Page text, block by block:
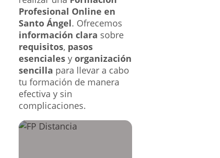
Profesional Online en
Santo Ángel. Ofrecemos
información clara sobre
requisitos, pasos
esenciales y organización
sencilla para llevar a cabo
tu formación de manera
efectiva y sin
complicaciones.